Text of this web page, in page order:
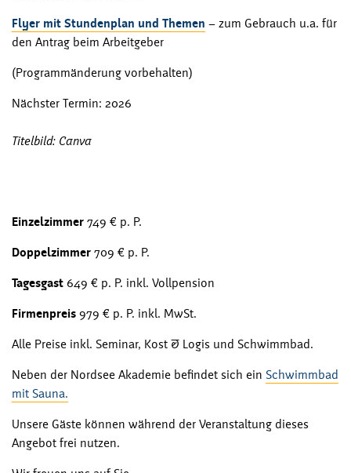
Flyer mit Stundenplan und Themen – zum Gebrauch u.a. für
den Antrag beim Arbeitgeber
(Programmänderung vorbehalten)
Nächster Termin: 2026
Titelbild: Canva
Einzelzimmer 749 € p. P.
Doppelzimmer 709 € p. P.
Tagesgast 649 € p. P. inkl. Vollpension
Firmenpreis 979 € p. P. inkl. MwSt.
Alle Preise inkl. Seminar, Kost & Logis und Schwimmbad.
Neben der Nordsee Akademie befindet sich ein Schwimmbad
mit Sauna.
Unsere Gäste können während der Veranstaltung dieses
Angebot frei nutzen.